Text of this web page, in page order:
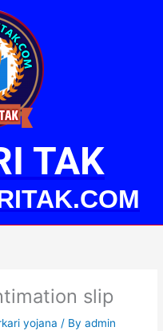
TAK
slip
yojana / Byadmin